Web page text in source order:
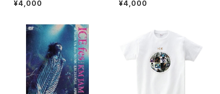
き！
¥4,000 ¥4,000